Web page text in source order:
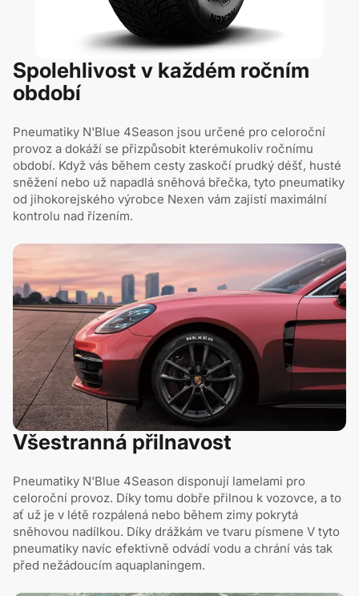
Spolehlivost v každém ročním
období
Pneumatiky N'Blue 4Season jsou určené pro celoroční
provoz a dokáží se přizpůsobit kterémukoliv ročnímu
období. Když vás během cesty zaskočí prudký déšť, husté
sněžení nebo už napadlá sněhová břečka, tyto pneumatiky
od jihokorejského výrobce Nexen vám zajistí maximální
kontrolu nad řízením.
Všestranná přilnavost
Pneumatiky N'Blue 4Season disponují lamelami pro
celoroční provoz. Díky tomu dobře přilnou k vozovce, a to
ať už je v létě rozpálená nebo během zimy pokrytá
sněhovou nadílkou. Díky drážkám ve tvaru písmene V tyto
pneumatiky navíc efektivně odvádí vodu a chrání vás tak
před nežádoucím aquaplaningem.